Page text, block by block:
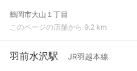
鶴岡市大山１丁目
このページの店舗から 9.2 km
羽前水沢駅 JR羽越本線